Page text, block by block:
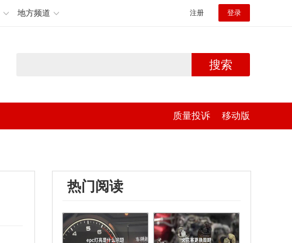
地方频道 注册 登录
搜索
质量投诉 移动版
热门阅读